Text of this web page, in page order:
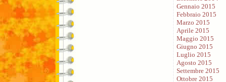
Gennaio 2015
Febbraio 2015
Marzo 2015
Aprile 2015
Maggio 2015
Giugno 2015
Luglio 2015
Agosto 2015
Settembre 2015
Ottobre 2015